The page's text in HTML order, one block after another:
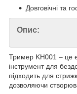
Довговічні та
Опис:
Тример KH001 – це
інструмент для
підходить для
дозволяючи